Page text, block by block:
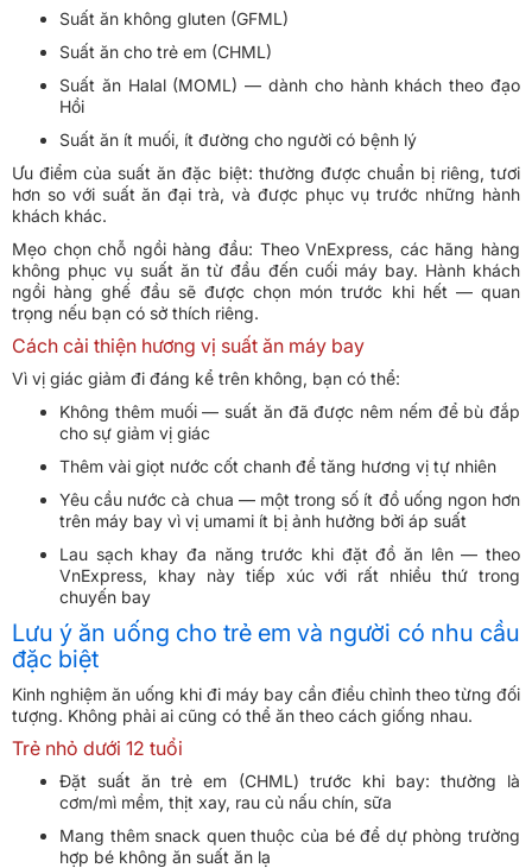
Suất ăn không gluten (GFML)
Suất ăn cho trẻ em (CHML)
Suất ăn Halal (MOML) — dành cho hành khách theo đạo
Hồi
Suất ăn ít muối, ít đường cho người có bệnh lý
Ưu điểm của suất ăn đặc biệt: thường được chuẩn bị riêng, tươi
hơn so với suất ăn đại trà, và được phục vụ trước những hành
khách khác.
Mẹo chọn chỗ ngồi hàng đầu: Theo VnExpress, các hãng hàng
không phục vụ suất ăn từ đầu đến cuối máy bay. Hành khách
ngồi hàng ghế đầu sẽ được chọn món trước khi hết — quan
trọng nếu bạn có sở thích riêng.
Cách cải thiện hương vị suất ăn máy bay
Vì vị giác giảm đi đáng kể trên không, bạn có thể:
Không thêm muối — suất ăn đã được nêm nếm để bù đắp
cho sự giảm vị giác
Thêm vài giọt nước cốt chanh để tăng hương vị tự nhiên
Yêu cầu nước cà chua — một trong số ít đồ uống ngon hơn
trên máy bay vì vị umami ít bị ảnh hưởng bởi áp suất
Lau sạch khay đa năng trước khi đặt đồ ăn lên — theo
VnExpress, khay này tiếp xúc với rất nhiều thứ trong
chuyến bay
Lưu ý ăn uống cho trẻ em và người có nhu cầu
đặc biệt
Kinh nghiệm ăn uống khi đi máy bay cần điều chỉnh theo từng đối
tượng. Không phải ai cũng có thể ăn theo cách giống nhau.
Trẻ nhỏ dưới 12 tuổi
Đặt suất ăn trẻ em (CHML) trước khi bay: thường là
cơm/mì mềm, thịt xay, rau củ nấu chín, sữa
Mang thêm snack quen thuộc của bé để dự phòng trường
hợp bé không ăn suất ăn lạ